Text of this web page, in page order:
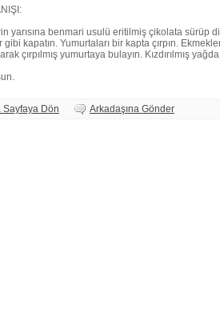
yarısına benmari usulü eritilmiş çikolata sürüp
gibi kapatın. Yumurtaları bir kapta çırpın.
çırpılmış yumurtaya bulayın. Kızdırılmış
Sayfaya Dön Arkadaşına Gönder